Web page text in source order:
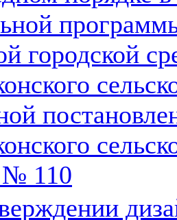
городской
№ 110